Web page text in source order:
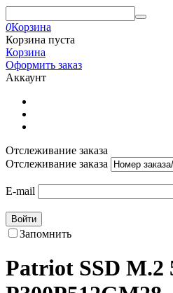
0Корзина
Корзина пуста
Корзина
Оформить заказ
Аккаунт
Отслеживание заказа
Отслеживание заказа
E-mail
Войти
Запомнить
Patriot SSD M.2